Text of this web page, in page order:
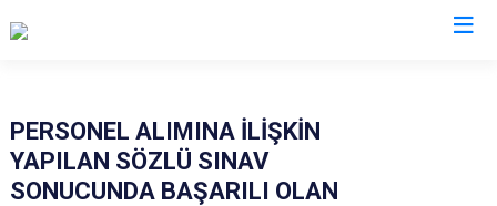
PERSONEL ALIMINA İLİŞKİN
YAPILAN SÖZLÜ SINAV
SONUCUNDA BAŞARILI OLAN